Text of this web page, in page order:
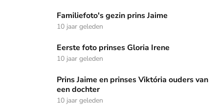
Familiefoto's gezin prins Jaime
Familiefoto's gezin prins Jaime
10 jaar geleden
Eerste foto prinses Gloria Irene
Eerste foto prinses Gloria Irene
10 jaar geleden
Prins Jaime en prinses Viktória ouders van een dochter
Prins Jaime en prinses Viktória ouders van
een dochter
10 jaar geleden